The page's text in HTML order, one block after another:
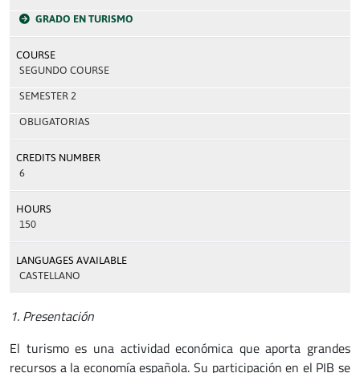
GRADO EN TURISMO
COURSE
SEGUNDO COURSE
SEMESTER 2
OBLIGATORIAS
CREDITS NUMBER
6
HOURS
150
LANGUAGES AVAILABLE
CASTELLANO
1. Presentación
El turismo es una actividad económica que aporta grandes
recursos a la economía española. Su participación en el PIB se